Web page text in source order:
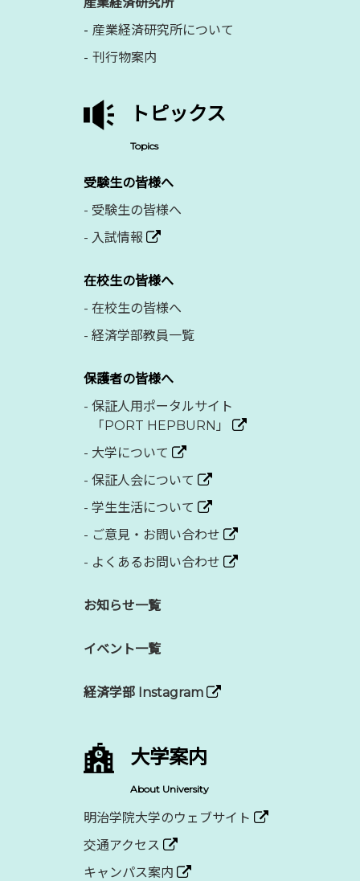
産業経済研究所について
刊行物案内
トピックス
Topics
受験生の皆様へ
- 受験生の皆様へ
- 入試情報
在校生の皆様へ
- 在校生の皆様へ
- 経済学部教員一覧
保護者の皆様へ
- 保証人用ポータルサイト
「PORT HEPBURN」
- 大学について
- 保証人会について
- 学生生活について
- ご意見・お問い合わせ
- よくあるお問い合わせ
お知らせ一覧
イベント一覧
経済学部 Instagram
大学案内
About University
明治学院大学のウェブサイト
交通アクセス
キャンパス案内